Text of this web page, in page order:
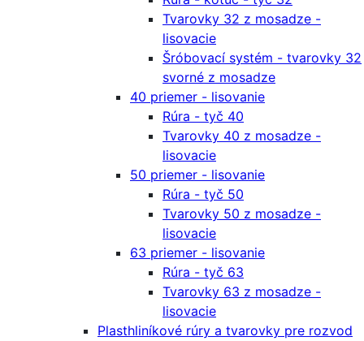
Tvarovky 32 z mosadze -
lisovacie
Šróbovací systém - tvarovky 32
svorné z mosadze
40 priemer - lisovanie
Rúra - tyč 40
Tvarovky 40 z mosadze -
lisovacie
50 priemer - lisovanie
Rúra - tyč 50
Tvarovky 50 z mosadze -
lisovacie
63 priemer - lisovanie
Rúra - tyč 63
Tvarovky 63 z mosadze -
lisovacie
Plasthliníkové rúry a tvarovky pre rozvod